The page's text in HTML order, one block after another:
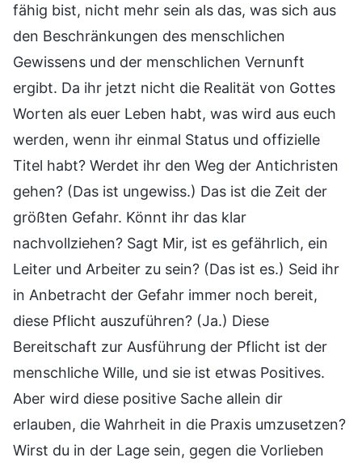
fähig bist, nicht mehr sein als das, was sich aus
den Beschränkungen des menschlichen
Gewissens und der menschlichen Vernunft
ergibt. Da ihr jetzt nicht die Realität von Gottes
Worten als euer Leben habt, was wird aus euch
werden, wenn ihr einmal Status und offizielle
Titel habt? Werdet ihr den Weg der Antichristen
gehen? (Das ist ungewiss.) Das ist die Zeit der
größten Gefahr. Könnt ihr das klar
nachvollziehen? Sagt Mir, ist es gefährlich, ein
Leiter und Arbeiter zu sein? (Das ist es.) Seid ihr
in Anbetracht der Gefahr immer noch bereit,
diese Pflicht auszuführen? (Ja.) Diese
Bereitschaft zur Ausführung der Pflicht ist der
menschliche Wille, und sie ist etwas Positives.
Aber wird diese positive Sache allein dir
erlauben, die Wahrheit in die Praxis umzusetzen?
Wirst du in der Lage sein, gegen die Vorlieben